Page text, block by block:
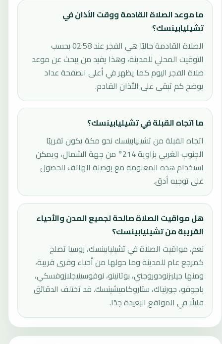
ما موعد الصلاة القادمة ووقت الأذان في
تشيليابينسك؟
الصلاة القادمة حاليًا هي الفجر عند 02:58 بحسب
التوقيت المحلي للمدينة، وهذا يفيد من يبحث عن موعد
صلاة الفجر اليوم كما يظهر في أعلى الصفحة عداد
يوضح كم تبقى على الأذان القادم.
ما اتجاه القبلة في تشيليابينسك؟
اتجاه القبلة من تشيليابينسك نحو مكة يكون تقريبًا
الجنوب الغربي بزاوية 214° من جهة الشمال، ويمكن
استخدام هذه المعلومة مع بوصلة الهاتف للحصول
على توجيه أدق.
هل مواقيت الصلاة صالحة لجميع المدن والأحياء
القريبة من تشيليابينسك؟
نعم، مواقيت الصلاة في تشيليابينسك، روسيا تصلح
كمرجع عام للمدينة وما حولها من أحياء وقرى قريبة،
ومنها جيليزنودوروجني، بوتانينو، نوفوسينيجلازوفسكي،
باجوفو، جورنياك، ستاروكاميشينسك. قد تختلف الدقائق
قليلًا في المواقع البعيدة جدًا.